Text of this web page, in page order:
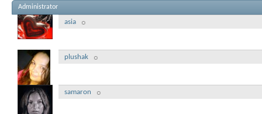
Administrator
asia
plushak
samaron